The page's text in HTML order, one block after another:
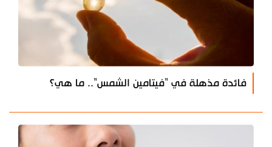
فائدة مذهلة في "فيتامين الشمس".. ما هي؟